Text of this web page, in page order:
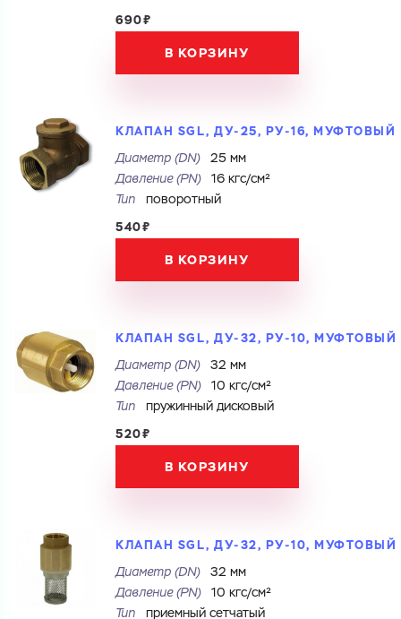
690₽
В КОРЗИНУ
КЛАПАН SGL, ДУ-25, РУ-16, МУФТОВЫЙ
Диаметр (DN)
25 мм
Давление (PN)
16 кгс/см²
Тип
поворотный
540₽
В КОРЗИНУ
КЛАПАН SGL, ДУ-32, РУ-10, МУФТОВЫЙ
Диаметр (DN)
32 мм
Давление (PN)
10 кгс/см²
Тип
пружинный дисковый
520₽
В КОРЗИНУ
КЛАПАН SGL, ДУ-32, РУ-10, МУФТОВЫЙ
Диаметр (DN)
32 мм
Давление (PN)
10 кгс/см²
Тип
приемный сетчатый